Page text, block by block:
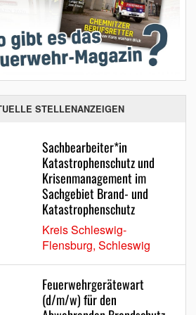
STELLENANZEIGEN
Sachbearbeiter*in
Katastrophenschutz und
Krisenmanagement im
Sachgebiet Brand- und
Katastrophenschutz
Kreis Schleswig-
Flensburg, Schleswig
Feuerwehrgerätewart
(d/m/w) für den